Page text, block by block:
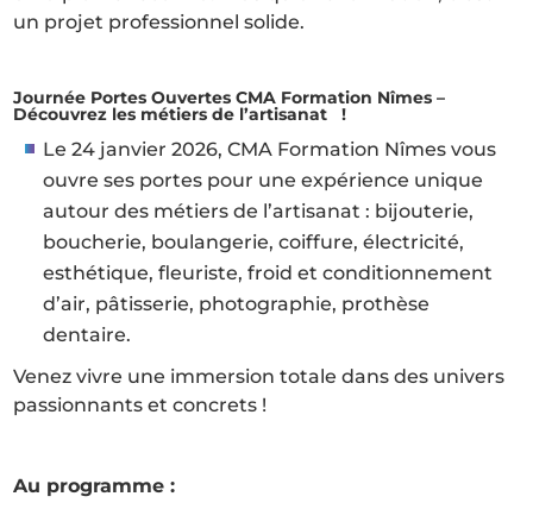
un projet professionnel solide.
Journée Portes Ouvertes CMA Formation Nîmes –
Découvrez les métiers de l’artisanat !
Le 24 janvier 2026, CMA Formation Nîmes vous
ouvre ses portes pour une expérience unique
autour des métiers de l’artisanat : bijouterie,
boucherie, boulangerie, coiffure, électricité,
esthétique, fleuriste, froid et conditionnement
d’air, pâtisserie, photographie, prothèse
dentaire.
Venez vivre une immersion totale dans des univers
passionnants et concrets !
Au programme :